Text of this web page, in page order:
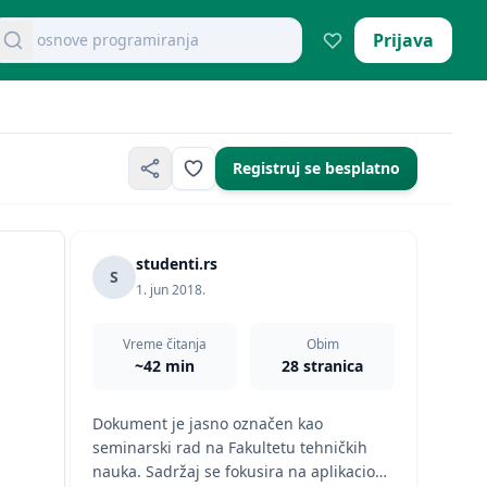
dokumente
mikroekonomija pitanja Prijava
Registruj se besplatno
S
studenti.rs
1. jun 2018.
Vreme čitanja
~42 min
Obim
28 stranica
Dokument je jasno označen kao
seminarski rad na Fakultetu tehničkih
nauka. Sadržaj se fokusira na aplikacioni